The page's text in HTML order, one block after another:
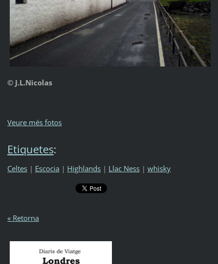
© J.L.Nicolas
Veure més fotos
Etiquetes:
Celtes | Escocia | Highlands | Llac Ness | whisky
« Retorna